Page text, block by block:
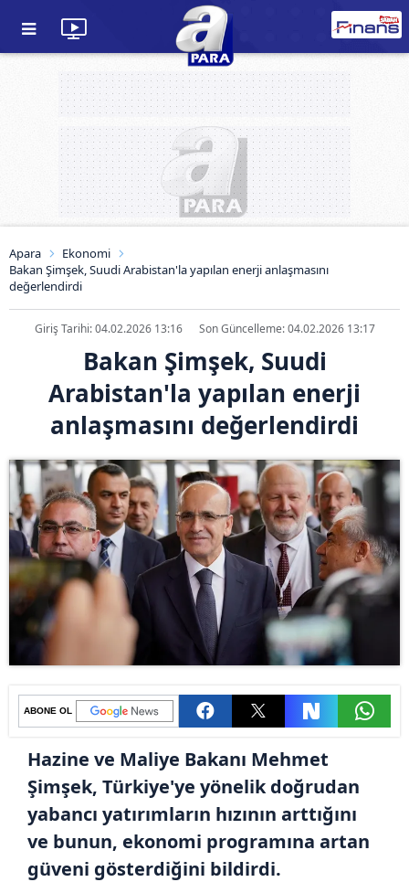
Apara
Ekonomi
Bakan Şimşek, Suudi Arabistan'la yapılan enerji anlaşmasını
değerlendirdi
Giriş Tarihi: 04.02.2026 13:16 Son Güncelleme: 04.02.2026 13:17
Bakan Şimşek, Suudi
Arabistan'la yapılan enerji
anlaşmasını değerlendirdi
ABONE OL
Hazine ve Maliye Bakanı Mehmet
Şimşek, Türkiye'ye yönelik doğrudan
yabancı yatırımların hızının arttığını
ve bunun, ekonomi programına artan
güveni gösterdiğini bildirdi.